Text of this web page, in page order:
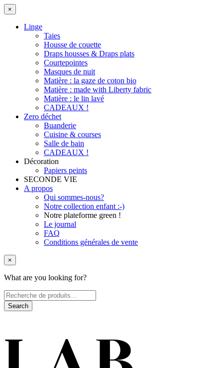
×
Linge
Taies
Housse de couette
Draps housses & Draps plats
Courtepointes
Masques de nuit
Matière : la gaze de coton bio
Matière : made with Liberty fabric
Matière : le lin lavé
CADEAUX !
Zero déchet
Buanderie
Cuisine & courses
Salle de bain
CADEAUX !
Décoration
Papiers peints
SECONDE VIE
A propos
Qui sommes-nous?
Notre collection enfant :-)
Notre plateforme green !
Le journal
FAQ
Conditions générales de vente
×
What are you looking for?